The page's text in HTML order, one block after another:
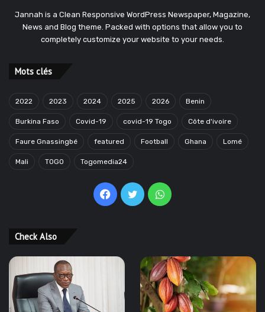
Jannah is a Clean Responsive WordPress Newspaper, Magazine,
News and Blog theme. Packed with options that allow you to
completely customize your website to your needs.
Mots clés
2022 2023 2024 2025 2026 Benin
Burkina Faso Covid-19 covid-19 Togo Côte d'ivoire
Faure Gnassingbé featured Football Ghana Lomé
Mali TOGO Togomedia24
Facebook
TwitterWhatsApp
Check Also